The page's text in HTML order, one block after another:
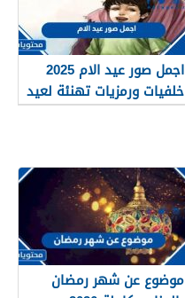
اجمل صور عيد الام 2025
خلفيات ورمزيات تهنئة لعيد
الأم
موضوع عن شهر رمضان